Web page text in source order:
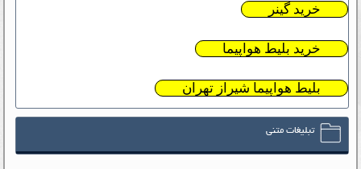
خرید گینر
خرید بلیط هواپیما
بلیط هواپیما شیراز تهران
تبلیغات متنی